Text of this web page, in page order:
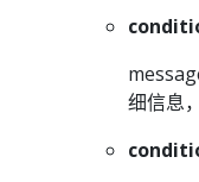
细信息